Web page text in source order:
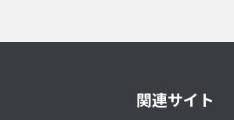
関連サイト